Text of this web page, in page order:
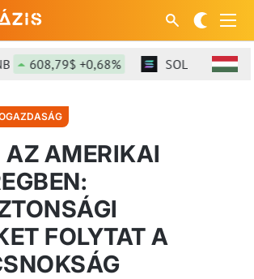
608,79$ +0,68% SOL 77,19$
AZ AMERIKAI
FOLYTAT A